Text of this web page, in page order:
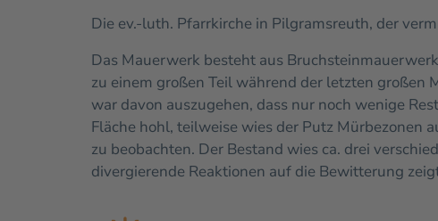
Die ev.-luth. Pfarrkirche in Pilgramsreuth, der
Das Mauerwerk besteht aus
zu einem großen Teil während der letzten großen
war davon auszugehen, dass nur noch wenige
Fläche hohl, teilweise wies der Putz Mürbezonen
zu beobachten. Der Bestand wies ca. drei
divergierende Reaktionen auf die Bewitterung